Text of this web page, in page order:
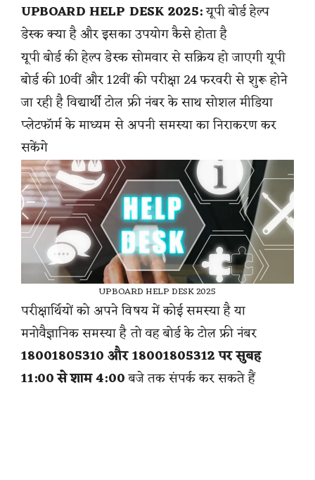
UPBOARD HELP DESK 2025:यूपी बोर्ड हेल्प
डेस्क क्या है और इसका उपयोग कैसे होता है
यूपी बोर्ड की हेल्प डेस्क सोमवार से सक्रिय हो जाएगी यूपी
बोर्ड की 10वीं और 12वीं की परीक्षा 24 फरवरी से शुरू होने
जा रही है विद्यार्थी टोल फ्री नंबर के साथ सोशल मीडिया
प्लेटफॉर्म के माध्यम से अपनी समस्या का निराकरण कर
सकेंगे
UPBOARD HELP DESK 2025
परीक्षार्थियों को अपने विषय में कोई समस्या है या
मनोवैज्ञानिक समस्या है तो वह बोर्ड के टोल फ्री नंबर
18001805310 और 18001805312 पर सुबह
11:00 से शाम 4:00बजे तक संपर्क कर सकते हैं